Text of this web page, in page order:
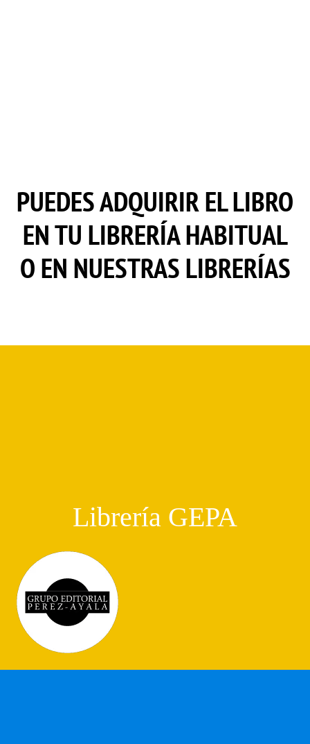
PUEDES ADQUIRIR EL LIBRO
EN TU LIBRERÍA HABITUAL
O EN NUESTRAS LIBRERÍAS
Librería GEPA